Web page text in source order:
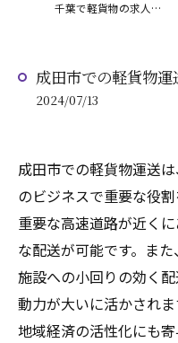
千葉で軽貨物の求人なら合同会社Link
成田市での軽貨物
2024/07/13
成田市での軽貨物運送
のビジネスで重要な役
重要な高速道路が近く
な配送が可能です。ま
施設への小回りの効く
動力が大いに活かされま
地域経済の活性化にも